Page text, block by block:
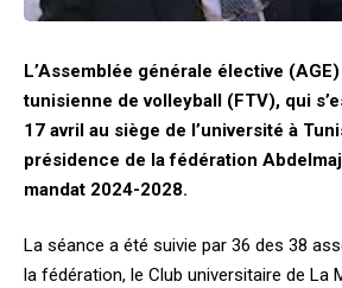
L’Assemblée générale élective
tunisienne de volleyball (FTV), qui
17 avril au siège de l’université à
présidence de la fédération
mandat 2024-2028.
La séance a été suivie par 36 des 38
la fédération, le Club universitaire de La